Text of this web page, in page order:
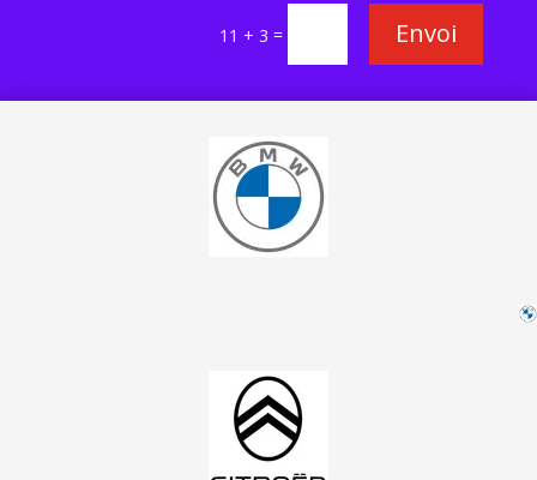
11 + 3 = Envoi